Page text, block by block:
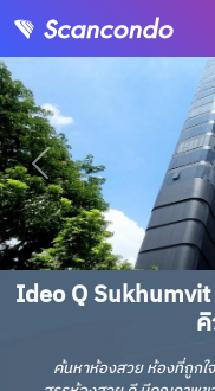
Ideo Q Sukhumvit
ค้นหาห้องสวย ห้องที่ถูกใ